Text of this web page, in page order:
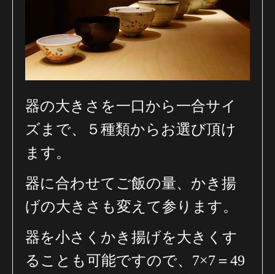
器の大きさを一口から一合サイ
ズまで、５種類からお選び頂け
ます。
器に合わせてご飯の量、かき揚
げの大きさも変えて参ります。
器を小さくかき揚げを大きくす
ることも可能ですので、 7×7＝49